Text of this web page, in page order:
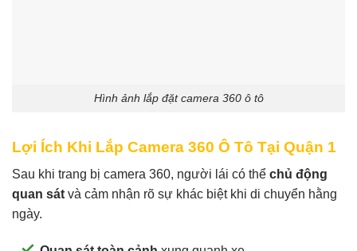
Hình ảnh lắp đặt camera 360 ô tô
Lợi Ích Khi Lắp Camera 360 Ô Tô Tại Quận 1
Sau khi trang bị camera 360, người lái có thể chủ động
quan sát và cảm nhận rõ sự khác biệt khi di chuyển hằng
ngày.